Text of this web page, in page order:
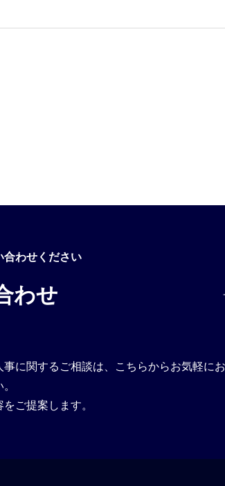
合わせください
わせ
事に関するご相談は、こちらからお気軽に
ご提案します。